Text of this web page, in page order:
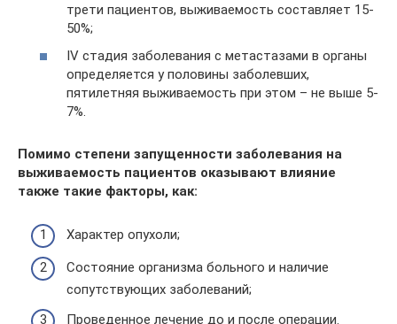
трети пациентов, выживаемость составляет 15-
50%;
IV стадия заболевания с метастазами в органы
определяется у половины заболевших,
пятилетняя выживаемость при этом – не выше 5-
7%.
Помимо степени запущенности заболевания на
выживаемость пациентов оказывают влияние
также такие факторы, как:
Характер опухоли;
Состояние организма больного и наличие
сопутствующих заболеваний;
Проведенное лечение до и после операции.